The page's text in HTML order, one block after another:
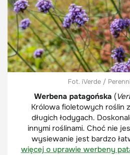
Fot. iVerde /
Werbena patagońska (
Królowa fioletowych roślin
długich łodygach.
innymi roślinami. Choć nie
wysiewanie jest bardzo
więcej o uprawie werbeny